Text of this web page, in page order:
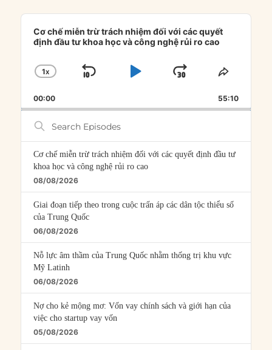
Audio
Player
Cơ chế miễn trừ trách nhiệm đối với các quyết
định đầu tư khoa học và công nghệ rủi ro cao
CHANGE
RATE
1X
SKIP
PLAYJUMP
FORWARD
SHARE
00:00 55:10
Search
Episodes
Cơ chế miễn trừ trách nhiệm đối với các quyết định đầu tư
khoa học và công nghệ rủi ro cao
08/08/2026
Giai đoạn tiếp theo trong cuộc trấn áp các dân tộc thiểu số
của Trung Quốc
06/08/2026
Nỗ lực âm thầm của Trung Quốc nhằm thống trị khu vực
Mỹ Latinh
06/08/2026
Nợ cho kẻ mộng mơ: Vốn vay chính sách và giới hạn của
việc cho startup vay vốn
05/08/2026